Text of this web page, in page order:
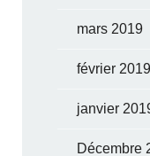
mars 2019
février 2019
janvier
Décembre